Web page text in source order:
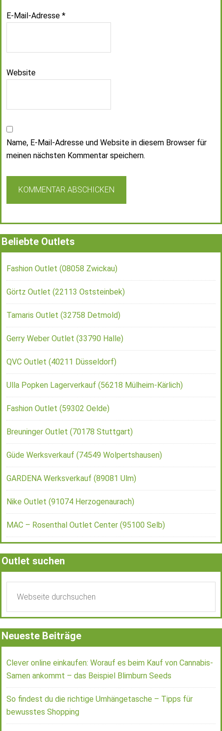
E-Mail-Adresse *
Website
Name, E-Mail-Adresse und Website in diesem Browser für
meinen nächsten Kommentar speichern.
Beliebte Outlets
Fashion Outlet (08058 Zwickau)
Görtz Outlet (22113 Oststeinbek)
Tamaris Outlet (32758 Detmold)
Gerry Weber Outlet (33790 Halle)
QVC Outlet (40211 Düsseldorf)
Ulla Popken Lagerverkauf (56218 Mülheim-Kärlich)
Fashion Outlet (59302 Oelde)
Breuninger Outlet (70178 Stuttgart)
Güde Werksverkauf (74549 Wolpertshausen)
GARDENA Werksverkauf (89081 Ulm)
Nike Outlet (91074 Herzogenaurach)
MAC – Rosenthal Outlet Center (95100 Selb)
Outlet suchen
Neueste Beiträge
Clever online einkaufen: Worauf es beim Kauf von Cannabis-
Samen ankommt – das Beispiel Blimburn Seeds
So findest du die richtige Umhängetasche – Tipps für
bewusstes Shopping